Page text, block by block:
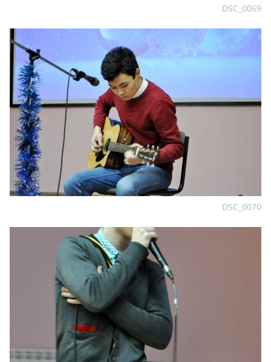
DSC_0069
DSC_0070